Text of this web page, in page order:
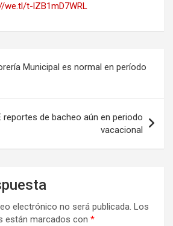
we.tl/t-lZB1mD7WRL
Municipal es normal en período
reportes de bacheo aún en periodo
vacacional
electrónico no será publicada. Los
están marcados con *